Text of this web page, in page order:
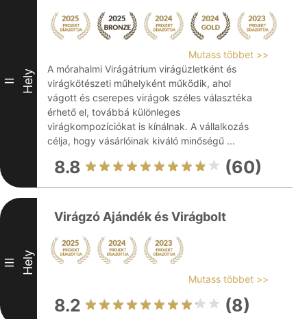
II Hely
Mutass többet >>
A mórahalmi Virágátrium virágüzletként és
virágkötészeti műhelyként működik, ahol
vágott és cserepes virágok széles választéka
érhető el, továbbá különleges
virágkompozíciókat is kínálnak. A vállalkozás
célja, hogy vásárlóinak kiváló minőségű ...
8.8 (60)
III Hely
Virágzó Ajándék és Virágbolt
Mutass többet >>
8.2 (8)